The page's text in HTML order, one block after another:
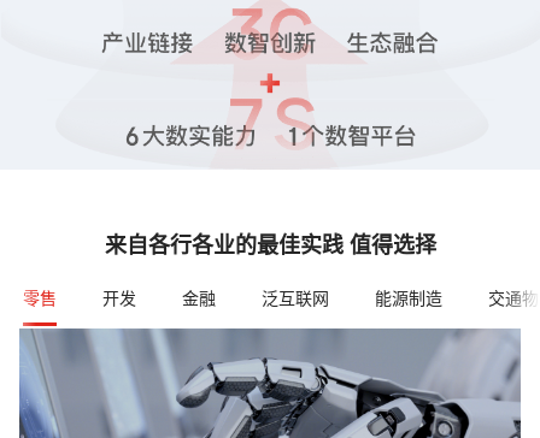
来自各行各业的最佳实践 值得选择
零售 开发 金融 泛互联网 能源制造 交通